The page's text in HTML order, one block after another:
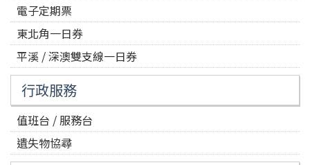
電子定期票
東北角一日券
平溪 / 深澳雙支線一日券
行政服務
值班台 / 服務台
遺失物協尋